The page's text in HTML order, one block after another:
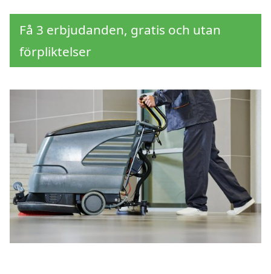
Få 3 erbjudanden, gratis och utan
förpliktelser